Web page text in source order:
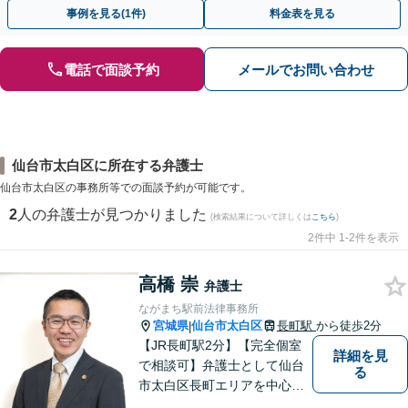
事例を見る(1件) 料金表を見る
電話で面談予約 メールでお問い合わせ
仙台市太白区に所在する弁護士
仙台市太白区の事務所等での面談予約が可能です。
2 人の弁護士が見つかりました (検索結果について詳しくは こちら)
2件中 1-2件を表示
高橋 崇 弁護士
ながまち駅前法律事務所
宮城県|仙台市太白区 長町駅 から徒歩2分
【JR長町駅2分】【完全個室
で相談可】弁護士として仙台
市太白区長町エリアを中心
詳細を見
る